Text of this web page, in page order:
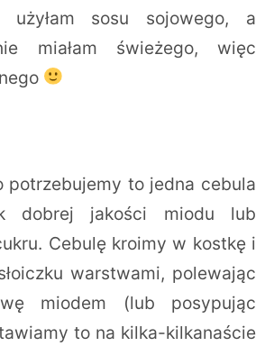
użyłam sosu sojowego, a
miałam świeżego, więc
potrzebujemy to jedna cebula
dobrej jakości miodu lub
Cebulę kroimy w kostkę i
warstwami, polewając
miodem (lub posypując
to na kilka-kilkanaście